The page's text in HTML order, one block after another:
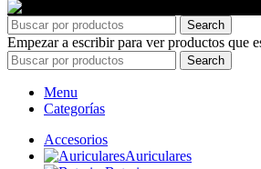
Search
Empezar a escribir para ver productos que
Search
Menu
Categorías
Accesorios
Auriculares